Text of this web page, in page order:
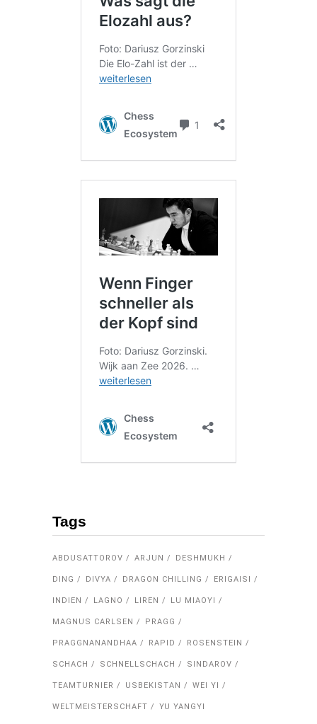
Tags
ABDUSATTOROV ARJUN DESHMUKH
DING DIVYA DRAGON CHILLING ERIGAISI
INDIEN LAGNO LIREN LU MIAOYI
MAGNUS CARLSEN PRAGG
PRAGGNANANDHAA RAPID ROSENSTEIN
SCHACH SCHNELLSCHACH SINDAROV
TEAMTURNIER USBEKISTAN WEI YI
WELTMEISTERSCHAFT YU YANGYI